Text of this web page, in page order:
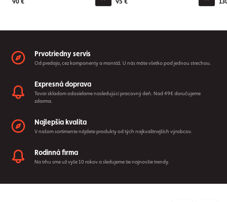
90 € 95 €
Prvotriedny servis
Od predaja, cez komponenty a montáž. U nás máte všetko pod jednou strechou.
Expresná doprava
Tovar skladom odosielame nasledujúci pracovný deň. Nad 49€ doručujeme
zdarma.
Najlepšia kvalita
V našom sortimente nájdete produkty od tých najkvalitnejších výrobcov.
Rodinná firma
Na trhu sme už vyše 10 rokov a sledujeme tie najnovšie trendy.